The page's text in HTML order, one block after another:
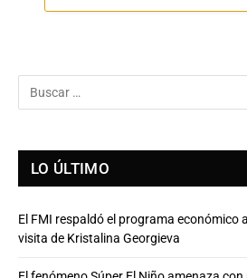
LO ÚLTIMO
El FMI respaldó el programa económico
visita de Kristalina Georgieva